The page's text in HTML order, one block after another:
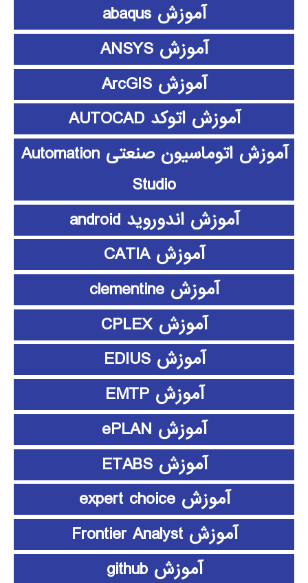
آموزش abaqus
آموزش ANSYS
آموزش ArcGIS
آموزش اتوکد AUTOCAD
آموزش اتوماسیون صنعتی Automation
Studio
آموزش اندوروید android
آموزش CATIA
آموزش clementine
آموزش CPLEX
آموزش EDIUS
آموزش EMTP
آموزش ePLAN
آموزش ETABS
آموزش expert choice
آموزش Frontier Analyst
آموزش github